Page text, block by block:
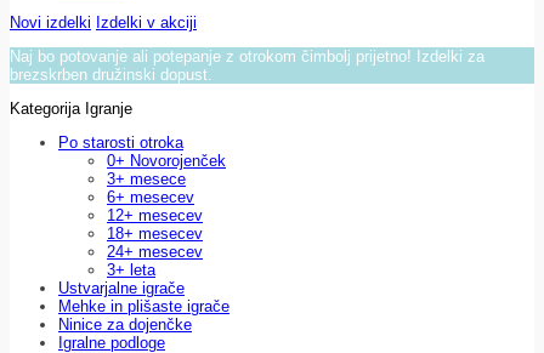
Novi izdelki Izdelki v akciji
Naj bo potovanje ali potepanje z otrokom čimbolj prijetno! Izdelki za
brezskrben družinski dopust.
Kategorija Igranje
Po starosti otroka
0+ Novorojenček
3+ mesece
6+ mesecev
12+ mesecev
18+ mesecev
24+ mesecev
3+ leta
Ustvarjalne igrače
Mehke in plišaste igrače
Ninice za dojenčke
Igralne podloge